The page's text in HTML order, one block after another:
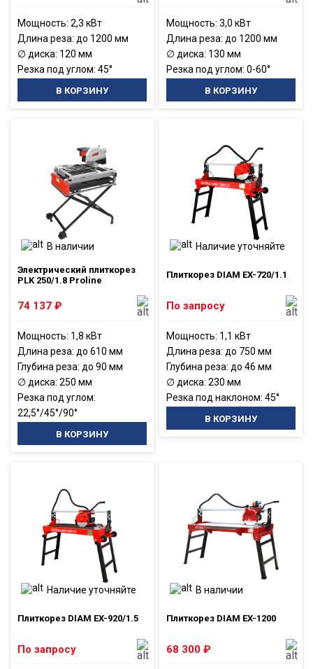
Мощность: 2,3 кВт
Длина реза: до 1200 мм
∅ диска: 120 мм
Резка под углом: 45°
В КОРЗИНУ
Мощность: 3,0 кВт
Длина реза: до 1200 мм
∅ диска: 130 мм
Резка под углом: 0-60°
В КОРЗИНУ
В наличии
Электрический плиткорез
PLK 250/1.8 Proline
74 137 ₽
Мощность: 1,8 кВт
Длина реза: до 610 мм
Глубина реза: до 90 мм
∅ диска: 250 мм
Резка под углом:
22,5°/45°/90°
В КОРЗИНУ
Наличие уточняйте
Плиткорез DIAM EX-720/1.1
По запросу
Мощность: 1,1 кВт
Длина реза: до 750 мм
Глубина реза: до 46 мм
∅ диска: 230 мм
Резка под наклоном: 45°
В КОРЗИНУ
Наличие уточняйте
Плиткорез DIAM EX-920/1.5
По запросу
В наличии
Плиткорез DIAM EX-1200
68 300₽